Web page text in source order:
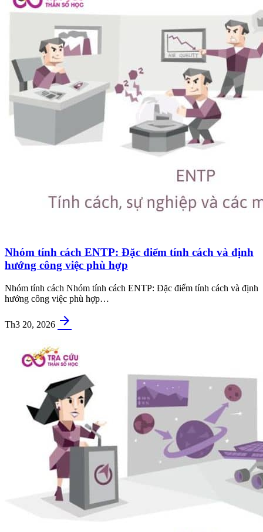
Nhóm tính cách ENTP: Đặc điểm tính cách và định
hướng công việc phù hợp
Nhóm tính cách Nhóm tính cách ENTP: Đặc điểm tính cách và định
hướng công việc phù hợp…
Th3 20, 2026 arrow_forward